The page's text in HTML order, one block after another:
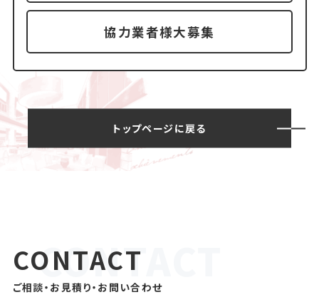
協力業者様大募集
トップページに戻る
CONTACT
ご相談・お見積り・お問い合わせ